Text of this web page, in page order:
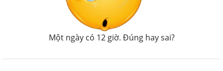
Một ngày có 12 giờ. Đúng hay sai?